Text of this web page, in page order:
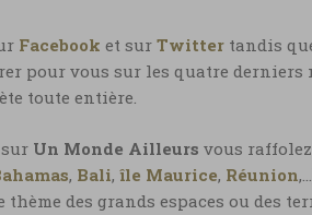
Facebook et sur Twitter tandis
pour vous sur les quatre derniers
toute entière.
Un Monde Ailleurs vous
, Bali, île Maurice, Réunion
des grands espaces ou des